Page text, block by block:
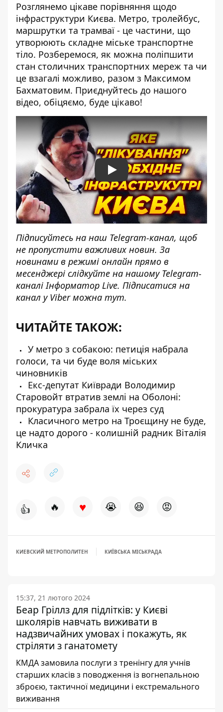
Розглянемо цікаве порівняння щодо
інфраструктури Києва. Метро, тролейбус,
маршрутки та трамваї - це частини, що
утворюють складне міське транспортне
тіло. Розберемося, як можна поліпшити
стан столичних транспортних мереж та чи
це взагалі можливо, разом з Максимом
Бахматовим. Приєднуйтесь до нашого
відео, обіцяємо, буде цікаво!
Play
Підписуйтесь на наш Telegram-канал, щоб
не пропустити важливих новин. За
новинами в режимі онлайн прямо в
месенджері слідкуйте на нашому Telegram-
каналіІнформатор Live. Підписатися на
канал у Viber можна тут.
ЧИТАЙТЕ ТАКОЖ:
У метро з собакою: петиція набрала
голоси, та чи буде воля міських
чиновників
Екс-депутат Київради Володимир
Старовойт втратив землі на Оболоні:
прокуратура забрала їх через суд
Класичного метро на Троєщину не буде,
це надто дорого - колишній радник Віталія
Кличка
👍 🔥 ♥ 😭 😆 😡
КИЕВСКИЙ МЕТРОПОЛИТЕН КИЇВСЬКА МІСЬКРАДА
15:37, 21 лютого 2024
Беар Гріллз для підлітків: у Києві
школярів навчать виживати в
надзвичайних умовах і покажуть, як
стріляти з ганатомету
КМДА замовила послуги з тренінгу для учнів
старших класів з поводження із вогнепальною
зброєю, тактичної медицини і екстремального
виживання